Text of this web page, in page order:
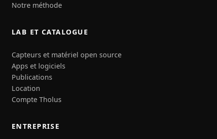
Notre méthode
LAB ET CATALOGUE
Capteurs et matériel open source
Apps et logiciels
Publications
Location
Compte Tholus
ENTREPRISE